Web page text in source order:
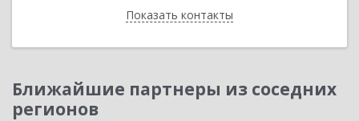
Показать контакты
Назад
Ближайшие партнеры из соседних
регионов